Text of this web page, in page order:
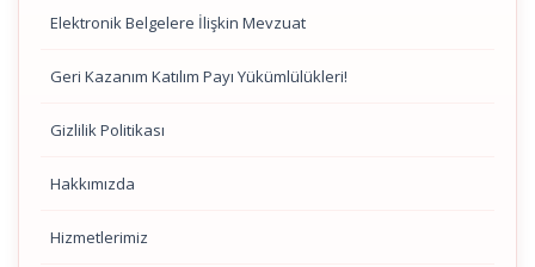
Elektronik Belgelere İlişkin Mevzuat
Geri Kazanım Katılım Payı Yükümlülükleri!
Gizlilik Politikası
Hakkımızda
Hizmetlerimiz